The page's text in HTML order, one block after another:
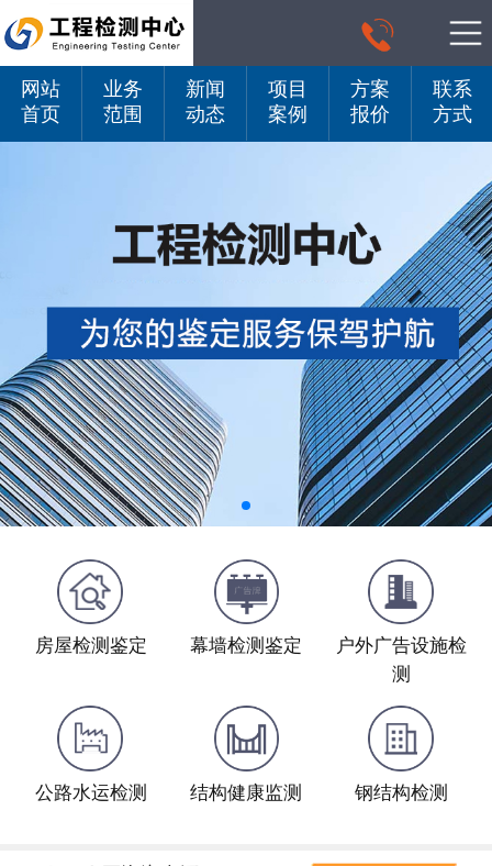

网站
首页
业务
范围
新闻
动态
项目
案例
方案
报价
联系
方式
房屋检测鉴定 幕墙检测鉴定
户外广告设施检
测
公路水运检测 结构健康监测 钢结构检测